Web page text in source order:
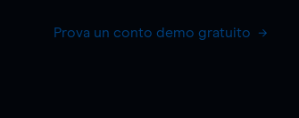
Prova un conto demo gratuito